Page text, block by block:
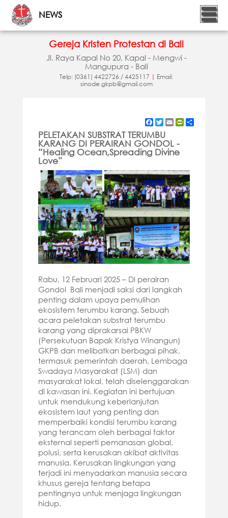
NEWS
Gereja Kristen Protestan di Bali
Jl. Raya Kapal No 20, Kapal - Mengwi -
Mangupura - Bali
Telp: (0361) 4422726 / 4425117 | Email:
sinode.gkpb@gmail.com
Facebook
Twitter
EmailPrintFriendly
PELETAKAN SUBSTRAT TERUMBU
KARANG DI PERAIRAN GONDOL -
“Healing Ocean,Spreading Divine
Love”
Rabu, 12 Februari 2025 – Di perairan
Gondol Bali menjadi saksi dari langkah
penting dalam upaya pemulihan
ekosistem terumbu karang. Sebuah
acara peletakan substrat terumbu
karang yang diprakarsai PBKW
(Persekutuan Bapak Kristya Winangun)
GKPB dan melibatkan berbagai pihak,
termasuk pemerintah daerah, Lembaga
Swadaya Masyarakat (LSM) dan
masyarakat lokal, telah diselenggarakan
di kawasan ini. Kegiatan ini bertujuan
untuk mendukung keberlanjutan
ekosistem laut yang penting dan
memperbaiki kondisi terumbu karang
yang terancam oleh berbagai faktor
eksternal seperti pemanasan global,
polusi, serta kerusakan akibat aktivitas
manusia. Kerusakan lingkungan yang
terjadi ini menyadarkan manusia secara
khusus gereja tentang betapa
pentingnya untuk menjaga lingkungan
hidup.